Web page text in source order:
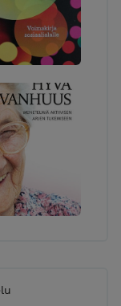
mainita.